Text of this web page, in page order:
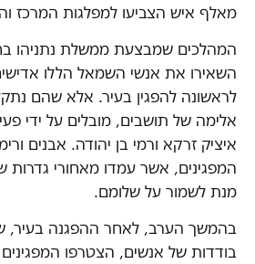
מאלף איש הצביעו למפלגות המרכז
המהלכים שמבצעת ממשלת נתניהו
השאירו את אנשי השמאל הללו
לראשונה להפגין בעיר. אלא שהם
אלימה של תושבים, מובלים על ידי
איציק זרקא ורמי בן יהודה. אבנים
המפגינים, אשר עמדו מאחורי
מנת לשמור על שלומם.
בהמשך הערב, לאחר ההפגנה בעיר,
בודדות של אנשים, הצטרפו